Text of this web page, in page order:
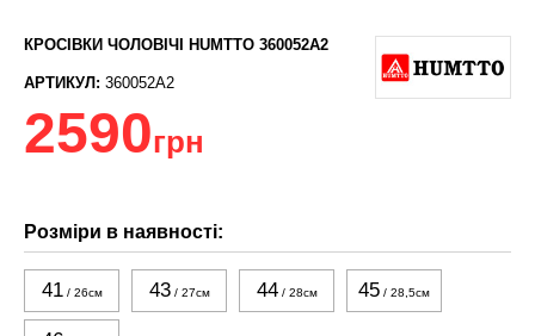
КРОСІВКИ ЧОЛОВІЧІ HUMTTO 360052A2
АРТИКУЛ: 360052A2
2590грн
Розміри в наявності:
41/ 26см 43/ 27см 44/ 28см 45 / 28,5см